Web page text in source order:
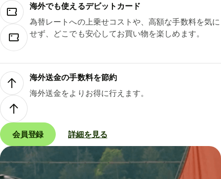
海外でも使えるデビットカード
為替レートへの上乗せコストや、高額な手数料を気に
せず、どこでも安心してお買い物を楽しめます。
海外送金の手数料を節約
海外送金をよりお得に行えます。
会員登録 詳細を見る